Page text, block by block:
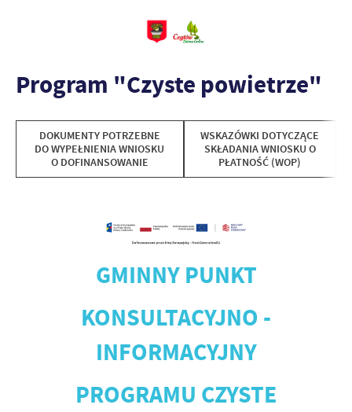
Program "Czyste powietrze"
DOKUMENTY POTRZEBNE
DO WYPEŁNIENIA WNIOSKU
O DOFINANSOWANIE
WSKAZÓWKI DOTYCZĄCE
SKŁADANIA WNIOSKU O
PŁATNOŚĆ (WOP)
GMINNY PUNKT
KONSULTACYJNO -
INFORMACYJNY
PROGRAMU CZYSTE